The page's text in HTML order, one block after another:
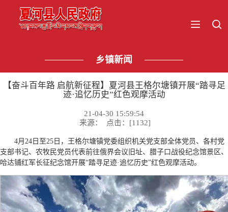
乡镇新闻
【奋斗百年路 启航新征程】夏河县王格尔塘镇开展“踏寻足
迹·追忆历史”红色观摩活动
21-04-30 15:59:54
来源： 点击：[1132]
4月24日至25日，王格尔塘镇党委组织机关党支部全体党员、各村党
支部书记、农牧民党员代表前往俄界会议旧址、腊子口战役纪念馆景区、
哈达铺红军长征纪念馆开展“踏寻足迹·追忆历史”红色观摩活动。